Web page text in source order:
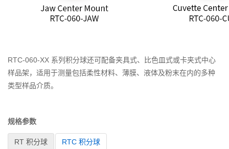
RTC-060-XX 系列积分球还可配备夹具式、比色皿式或卡夹式中心
样品架，适用于测量包括柔性材料、薄膜、液体及粉末在内的多种
类型样品介质。
规格参数
RT 积分球 RTC 积分球